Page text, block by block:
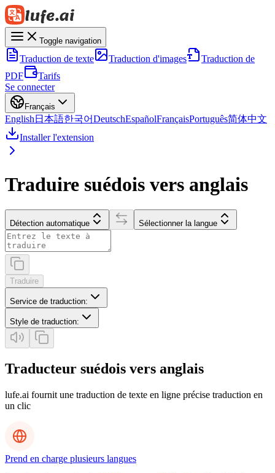
Toggle navigation
Traduction de texte Traduction d'images
Traduction de
PDF
Tarifs
Se connecter
Français
English 日本語한국어DeutschEspañolFrançaisPortuguês简体中文
Installer l'extension
Traduire suédois vers anglais
Détection automatique Sélectionner la langue
Traduire
Service de traduction:
Style de traduction:
Traducteur suédois vers anglais
lufe.ai fournit une traduction de texte en ligne précise traduction en
un clic
Prend en charge plusieurs langues